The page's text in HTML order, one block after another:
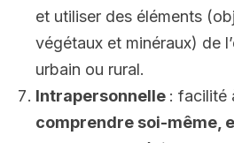
et utiliser des éléments
végétaux et minéraux) de
urbain ou rural.
Intrapersonnelle : facilité
comprendre soi-même,